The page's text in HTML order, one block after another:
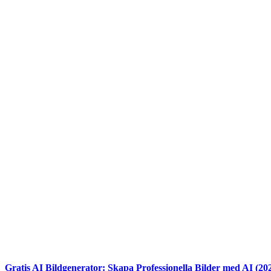
Gratis AI Bildgenerator: Skapa Professionella Bilder med AI